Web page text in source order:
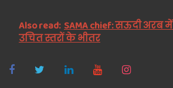
Also read: SAMA chief: सऊदी अरब में
उचित स्तरों के भीतर